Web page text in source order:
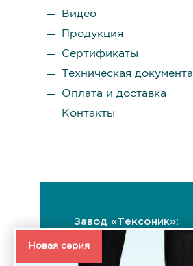
Видео
Продукция
Сертификаты
Техническая
Оплата и доставка
Контакты
Завод «Тексоник»:
141255, Московская
область, Пушкинский
район,
Новая серия